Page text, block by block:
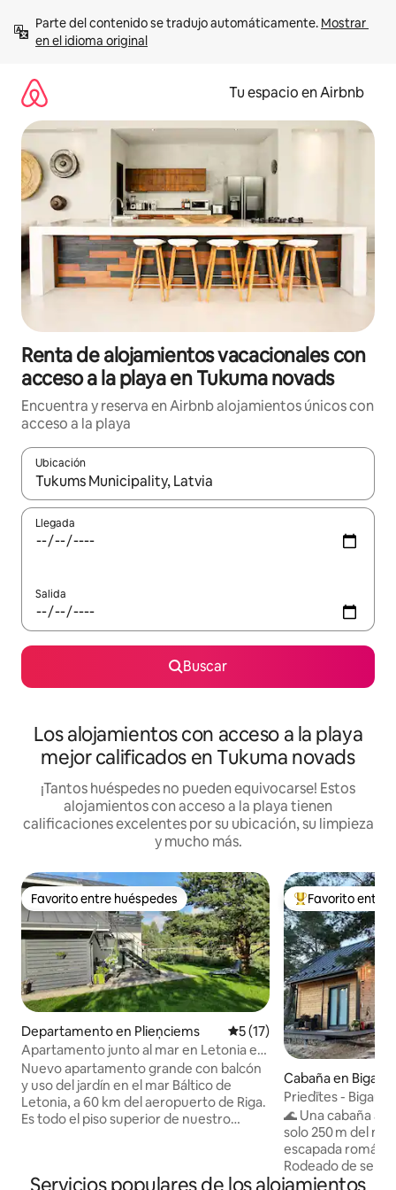
contenido
Parte del contenido se tradujo automáticamente. Mostrar
en el idioma original
Tu espacio en Airbnb
Renta de alojamientos vacacionales con
acceso a la playa en Tukuma novads
Encuentra y reserva en Airbnb alojamientos únicos con
acceso a la playa
Ubicación
Cuando los resultados estén disponibles, podrás navegar
Llegada
Salida
Buscar
Los alojamientos con acceso a la playa
mejor calificados en Tukuma novads
¡Tantos huéspedes no pueden equivocarse! Estos
alojamientos con acceso a la playa tienen
calificaciones excelentes por su ubicación, su limpieza
y mucho más.
Favorito entre huéspedes
Favorito entre huéspedes
Departamento en Plieņciems Calificación promedio: 5 de
5 (17)
Apartamento junto al mar en Letonia en
el mar Báltico
Nuevo apartamento grande con balcón
y uso del jardín en el mar Báltico de
Letonia, a 60 km del aeropuerto de Riga.
Es todo el piso superior de nuestro
familias que están buscando unas
De los mejores
Favorito entre
Cabaña en
Priedītes -
🌊 Una cabaña
solo 250 m del
escapada
Rodeado de
restaurantes de